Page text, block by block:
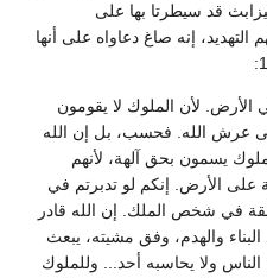
قد سيطرتا بها على
إنه صاغ دعاواه على أنها
لأن الملوك لا يقومون
عرش الله. فحسب، بل إن الله
يسمون بحق آلهة، لأنهم
على الأرض. إنكم لو تدبرتم في
في شخص الملك. إن الله قادر
والهدم، وفق مشيته، يبعث
ولا يحاسبه أحد... وللملوك